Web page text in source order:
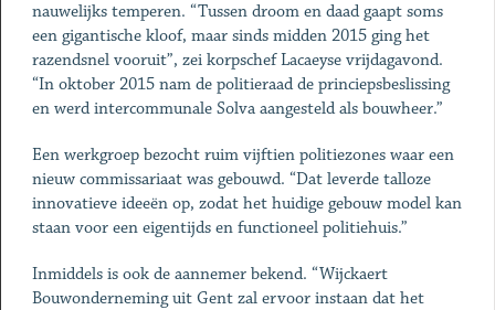
nauwelijks temperen. “Tussen droom en daad gaapt soms
een gigantische kloof, maar sinds midden 2015 ging het
razendsnel vooruit”, zei korpschef Lacaeyse vrijdagavond.
“In oktober 2015 nam de politieraad de princiepsbeslissing
en werd intercommunale Solva aangesteld als bouwheer.”
Een werkgroep bezocht ruim vijftien politiezones waar een
nieuw commissariaat was gebouwd. “Dat leverde talloze
innovatieve ideeën op, zodat het huidige gebouw model kan
staan voor een eigentijds en functioneel politiehuis.”
Inmiddels is ook de aannemer bekend. “Wijckaert
Bouwonderneming uit Gent zal ervoor instaan dat het